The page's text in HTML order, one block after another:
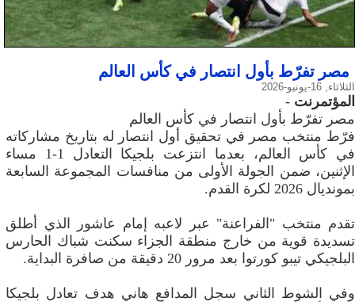
مصر تفرّط بأول انتصار في كأس العالم
الثلاثاء, 16-يونيو-2026
المؤتمرنت -
مصر تفرّط بأول انتصار في كأس العالم
فرّط منتخب مصر في تحقيق أول انتصار له بتاريخ مشاركاته
في كأس العالم، بعدما انتزعت بلجيكا التعادل 1-1 مساء
الإثنين، ضمن الجولة الأولى من منافسات المجموعة السابعة
بمونديال 2026 لكرة القدم.
تقدم منتخب "الفراعنة" عبر لاعبه إمام عاشور الذي أطلق
تسديدة قوية من خارج منطقة الجزاء سكنت شباك الحارس
البلجيكي تيبو كورتوا بعد مرور 20 دقيقة من صافرة البداية.
وفي الشوط الثاني سجل المدافع هاني هدف تعادل بلجيكا